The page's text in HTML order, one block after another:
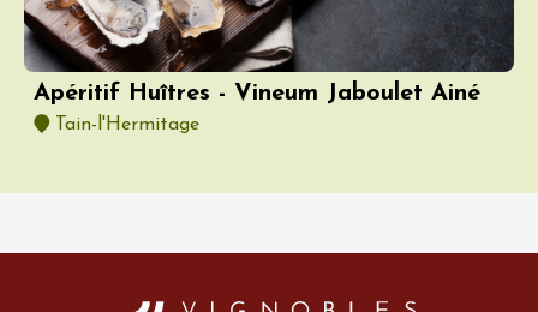
Apéritif Huîtres - Vineum Jaboulet Ainé
Tain-l'Hermitage